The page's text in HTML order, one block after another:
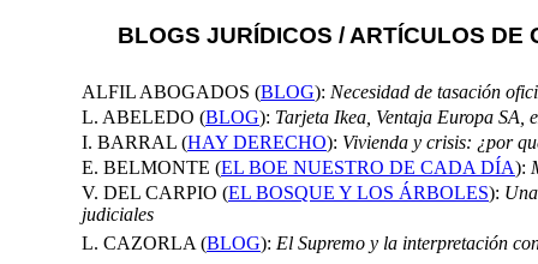
BLOGS JURÍDICOS / ARTÍCULOS DE
ALFIL ABOGADOS (BLOG): Necesidad de tasación
L. ABELEDO (BLOG): Tarjeta Ikea, Ventaja Europa SA,
I. BARRAL (HAY DERECHO): Vivienda y crisis: ¿por
E. BELMONTE (EL BOE NUESTRO DE CADA DÍA):
V. DEL CARPIO (EL BOSQUE Y LOS ÁRBOLES):
judiciales
L. CAZORLA (BLOG): El Supremo y la interpretación